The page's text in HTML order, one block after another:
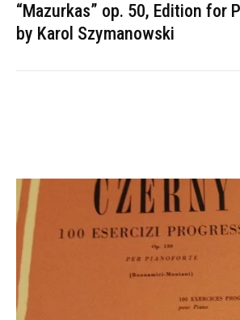
“Mazurkas” op. 50, Edition for
by Karol Szymanowski